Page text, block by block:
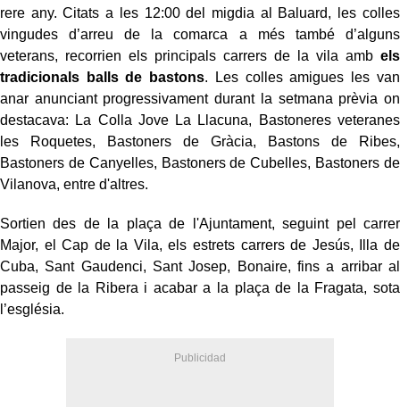
rere any. Citats a les 12:00 del migdia al Baluard, les colles
vingudes d’arreu de la comarca a més també d’alguns
veterans, recorrien els principals carrers de la vila amb els
tradicionals balls de bastons. Les colles amigues les van
anar anunciant progressivament durant la setmana prèvia on
destacava: La Colla Jove La Llacuna, Bastoneres veteranes
les Roquetes, Bastoners de Gràcia, Bastons de Ribes,
Bastoners de Canyelles, Bastoners de Cubelles, Bastoners de
Vilanova, entre d'altres.
Sortien des de la plaça de l'Ajuntament, seguint pel carrer
Major, el Cap de la Vila, els estrets carrers de Jesús, Illa de
Cuba, Sant Gaudenci, Sant Josep, Bonaire, fins a arribar al
passeig de la Ribera i acabar a la plaça de la Fragata, sota
l’església.